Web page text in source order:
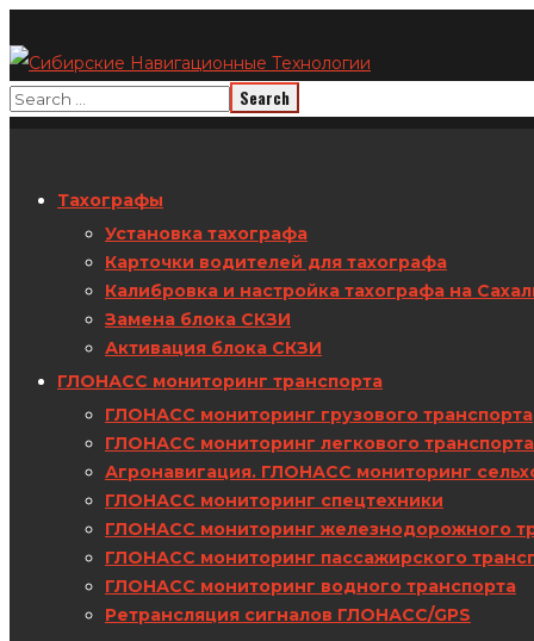
Тахографы
Установка тахографа
Карточки водителей для тахографа
Калибровка и настройка тахографа на
Замена блока СКЗИ
Активация блока СКЗИ
ГЛОНАСС мониторинг транспорта
ГЛОНАСС мониторинг грузового транспорта
ГЛОНАСС мониторинг легкового транспорта
Агронавигация. ГЛОНАСС мониторинг
ГЛОНАСС мониторинг спецтехники
ГЛОНАСС мониторинг железнодорожного
ГЛОНАСС мониторинг пассажирского
ГЛОНАСС мониторинг водного транспорта
Ретрансляция сигналов ГЛОНАСС/GPS